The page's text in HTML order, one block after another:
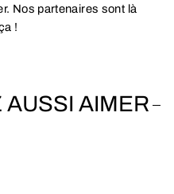
Nos partenaires sont là
!
AIMER